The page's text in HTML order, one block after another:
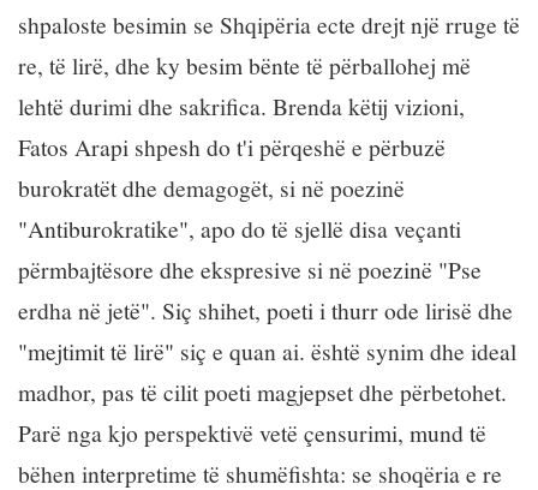
shpaloste besimin se Shqipëria ecte drejt një rruge të
re, të lirë, dhe ky besim bënte të përballohej më
lehtë durimi dhe sakrifica. Brenda këtij vizioni,
Fatos Arapi shpesh do t'i përqeshë e përbuzë
burokratët dhe demagogët, si në poezinë
"Antiburokratike", apo do të sjellë disa veçanti
përmbajtësore dhe ekspresive si në poezinë "Pse
erdha në jetë". Siç shihet, poeti i thurr ode lirisë dhe
"mejtimit të lirë" siç e quan ai. është synim dhe ideal
madhor, pas të cilit poeti magjepset dhe përbetohet.
Parë nga kjo perspektivë vetë çensurimi, mund të
bëhen interpretime të shumëfishta: se shoqëria e re